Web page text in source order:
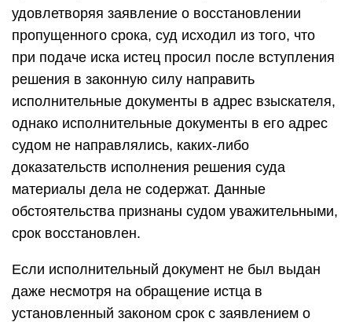
удовлетворяя заявление о восстановлении
пропущенного срока, суд исходил из того, что
при подаче иска истец просил после вступления
решения в законную силу направить
исполнительные документы в адрес взыскателя,
однако исполнительные документы в его адрес
судом не направлялись, каких-либо
доказательств исполнения решения суда
материалы дела не содержат. Данные
обстоятельства признаны судом уважительными,
срок восстановлен.
Если исполнительный документ не был выдан
даже несмотря на обращение истца в
установленный законом срок с заявлением о